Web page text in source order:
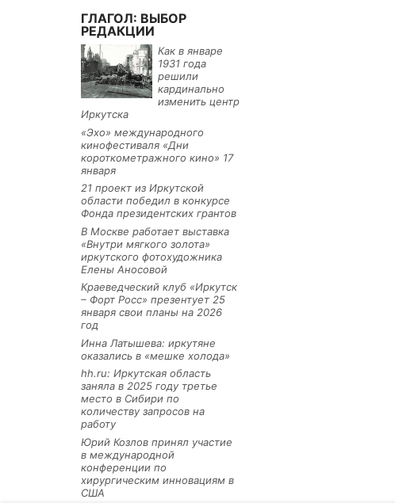
ГЛАГОЛ: ВЫБОР
РЕДАКЦИИ
Как в январе
1931 года
решили
кардинально
изменить центр
Иркутска
«Эхо» международного
кинофестиваля «Дни
короткометражного кино» 17
января
21 проект из Иркутской
области победил в конкурсе
Фонда президентских грантов
В Москве работает выставка
«Внутри мягкого золота»
иркутского фотохудожника
Елены Аносовой
Краеведческий клуб «Иркутск
– Форт Росс» презентует 25
января свои планы на 2026
год
Инна Латышева: иркутяне
оказались в «мешке холода»
hh.ru: Иркутская область
заняла в 2025 году третье
место в Сибири по
количеству запросов на
работу
Юрий Козлов принял участие
в международной
конференции по
хирургическим инновациям в
США